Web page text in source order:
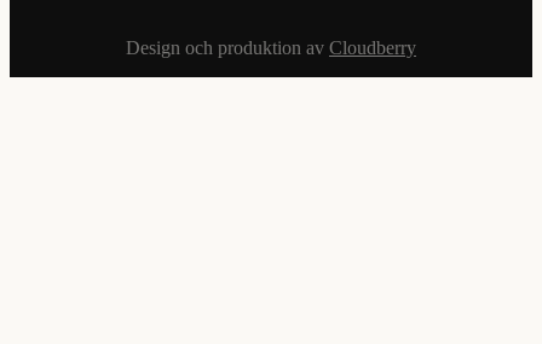
Design och produktion av Cloudberry